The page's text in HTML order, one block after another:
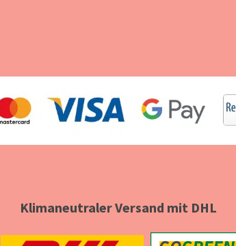
Klimaneutraler Versand mit DHL